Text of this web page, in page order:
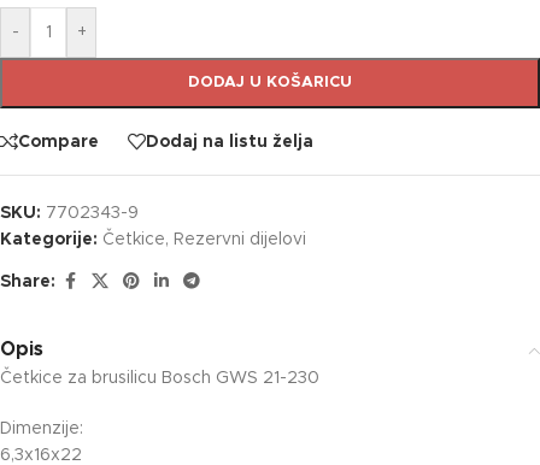
- +
DODAJ U KOŠARICU
Compare Dodaj na listu želja
SKU: 7702343-9
Kategorije: Četkice, Rezervni dijelovi
Share:
Opis
Četkice za brusilicu Bosch GWS 21-230
Dimenzije:
6,3x16x22